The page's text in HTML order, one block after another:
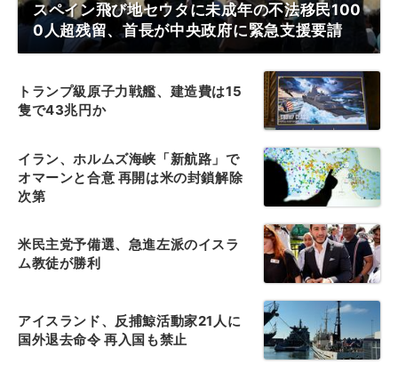
スペイン飛び地セウタに未成年の不法移民100
0人超残留、首長が中央政府に緊急支援要請
トランプ級原子力戦艦、建造費は15
隻で43兆円か
イラン、ホルムズ海峡「新航路」で
オマーンと合意 再開は米の封鎖解除
次第
米民主党予備選、急進左派のイスラ
ム教徒が勝利
アイスランド、反捕鯨活動家21人に
国外退去命令 再入国も禁止